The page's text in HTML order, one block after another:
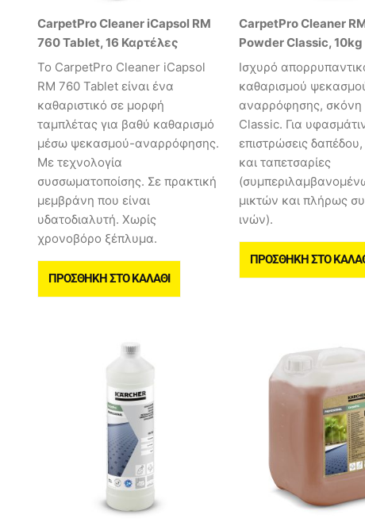
CarpetPro Cleaner iCapsol RM
760 Tablet, 16 Καρτέλες
Το CarpetPro Cleaner iCapsol
RM 760 Tablet είναι ένα
καθαριστικό σε μορφή
ταμπλέτας για βαθύ καθαρισμό
μέσω ψεκασμού-αναρρόφησης.
Με τεχνολογία
συσσωματοποίσης. Σε πρακτική
μεμβράνη που είναι
υδατοδιαλυτή. Χωρίς
χρονοβόρο ξέπλυμα.
ΠΡΟΣΘΉΚΗ ΣΤΟ ΚΑΛΆΘΙ
CarpetPro Cleaner
Powder Classic, 10kg
Ισχυρό
καθαρισμού
αναρρόφησης, σκόνη
Classic. Για
επιστρώσεις δαπέδου,
και ταπετσαρίες
μικτών και πλήρως
ινών).
ΠΡΟΣΘΉΚΗ ΣΤΟ